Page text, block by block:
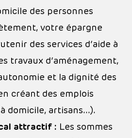
des personnes
votre épargne
des services d’aide à
travaux d’aménagement,
et la dignité des
créant des emplois
à domicile, artisans…).
attractif : Les sommes